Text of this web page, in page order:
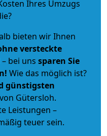
Ihres Umzugs
bieten wir Ihnen
versteckte
bei uns sparen Sie
Wie das möglich ist?
günstigsten
Gütersloh.
Leistungen –
teuer sein.